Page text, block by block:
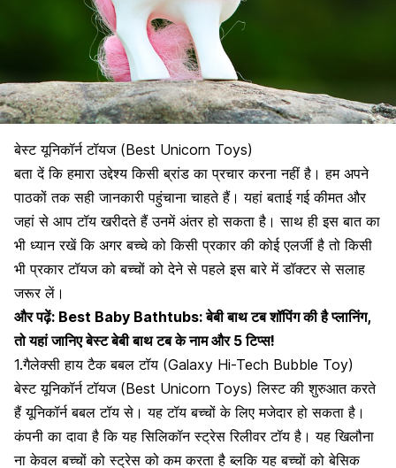
बेस्ट यूनिकॉर्न टॉयज (Best Unicorn Toys)
बता दें कि हमारा उद्देश्य किसी ब्रांड का प्रचार करना नहीं है। हम अपने
पाठकों तक सही जानकारी पहुंचाना चाहते हैं। यहां बताई गई कीमत और
जहां से आप टॉय खरीदते हैं उनमें अंतर हो सकता है। साथ ही इस बात का
भी ध्यान रखें कि अगर बच्चे को किसी प्रकार की कोई एलर्जी है तो किसी
भी प्रकार टॉयज को बच्चों को देने से पहले इस बारे में डॉक्टर से सलाह
जरूर लें।
और पढ़ें: Best Baby Bathtubs: बेबी बाथ टब शॉपिंग की है प्लानिंग,
तो यहां जानिए बेस्ट बेबी बाथ टब के नाम और 5 टिप्स!
1.गैलेक्सी हाय टैक बबल टॉय (Galaxy Hi-Tech Bubble Toy)
बेस्ट यूनिकॉर्न टॉयज (Best Unicorn Toys) लिस्ट की शुरुआत करते
हैं यूनिकॉर्न बबल टॉय से।यह टॉय बच्चों के लिए मजेदार हो सकता है।
कंपनी का दावा है कि यह सिलिकॉन स्ट्रेस रिलीवर टॉय है। यह खिलौना
ना केवल बच्चों को स्ट्रेस को कम करता है ब्लकि यह बच्चों को बेसिक